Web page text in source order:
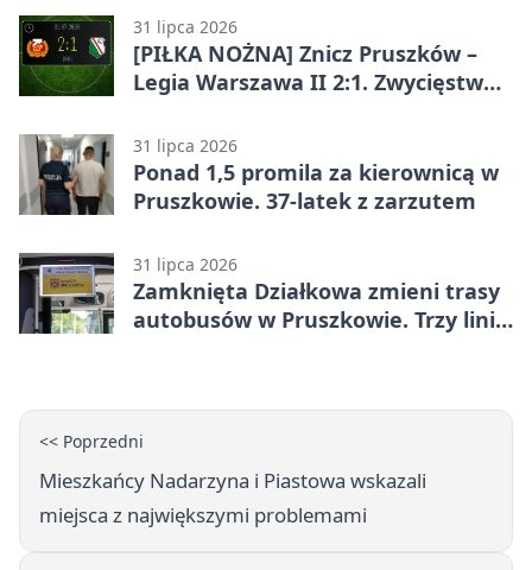
31 lipca 2026
[PIŁKA NOŻNA] Znicz Pruszków –
Legia Warszawa II 2:1. Zwycięstwo
minucie
31 lipca 2026
Ponad 1,5 promila za kierownicą w
Pruszkowie. 37-latek z zarzutem
31 lipca 2026
Zamknięta Działkowa zmieni trasy
autobusów w Pruszkowie. Trzy linie
<< Poprzedni
Mieszkańcy Nadarzyna i Piastowa wskazali
miejsca z największymi problemami